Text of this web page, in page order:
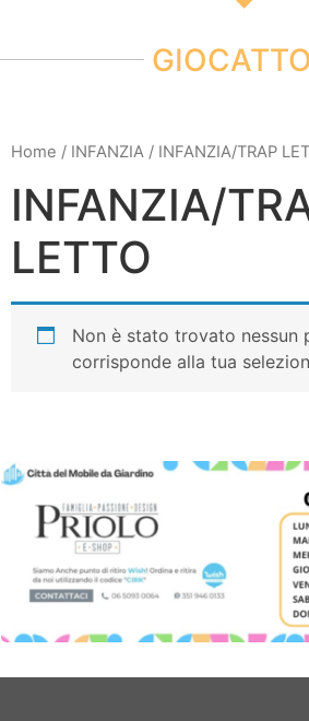
Home / INFANZIA / INFANZIA/TRAP
INFANZIA/
LETTO
Non è stato trovato nessun
corrisponde alla tua